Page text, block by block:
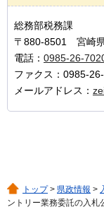
総務部税務課
〒880-8501 宮崎
電話： 0985-26-
ファクス：0985-
メールアドレス：
トップ> 県政情報 >
ントリー業務委託の入札